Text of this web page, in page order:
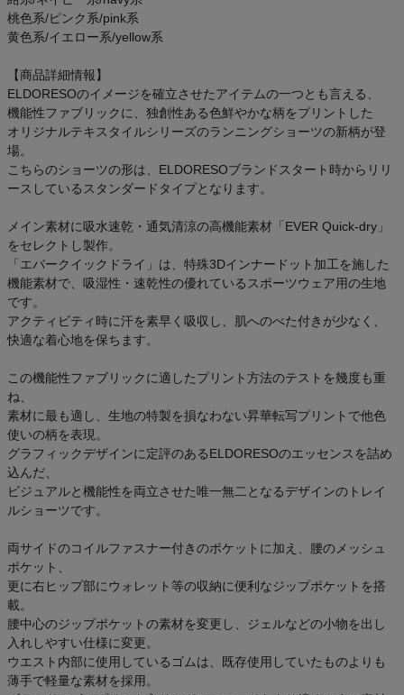
桃色系/ピンク系/pink系
黄色系/イエロー系/yellow系
【商品詳細情報】
ELDORESOのイメージを確立させたアイテムの一つとも言える、
機能性ファブリックに、独創性ある色鮮やかな柄をプリントした
オリジナルテキスタイルシリーズのランニングショーツの新柄が登
場。
こちらのショーツの形は、ELDORESOブランドスタート時からリリ
ースしているスタンダードタイプとなります。
メイン素材に吸水速乾・通気清涼の高機能素材「EVER Quick-dry」
をセレクトし製作。
「エバークイックドライ」は、特殊3Dインナードット加工を施した
機能素材で、吸湿性・速乾性の優れているスポーツウェア用の生地
です。
アクティビティ時に汗を素早く吸収し、肌へのべた付きが少なく、
快適な着心地を保ちます。
この機能性ファブリックに適したプリント方法のテストを幾度も重
ね、
素材に最も適し、生地の特製を損なわない昇華転写プリントで他色
使いの柄を表現。
グラフィックデザインに定評のあるELDORESOのエッセンスを詰め
込んだ、
ビジュアルと機能性を両立させた唯一無二となるデザインのトレイ
ルショーツです。
両サイドのコイルファスナー付きのポケットに加え、腰のメッシュ
ポケット、
更に右ヒップ部にウォレット等の収納に便利なジップポケットを搭
載。
腰中心のジップポケットの素材を変更し、ジェルなどの小物を出し
入れしやすい仕様に変更。
ウエスト内部に使用しているゴムは、既存使用していたものよりも
薄手で軽量な素材を採用。